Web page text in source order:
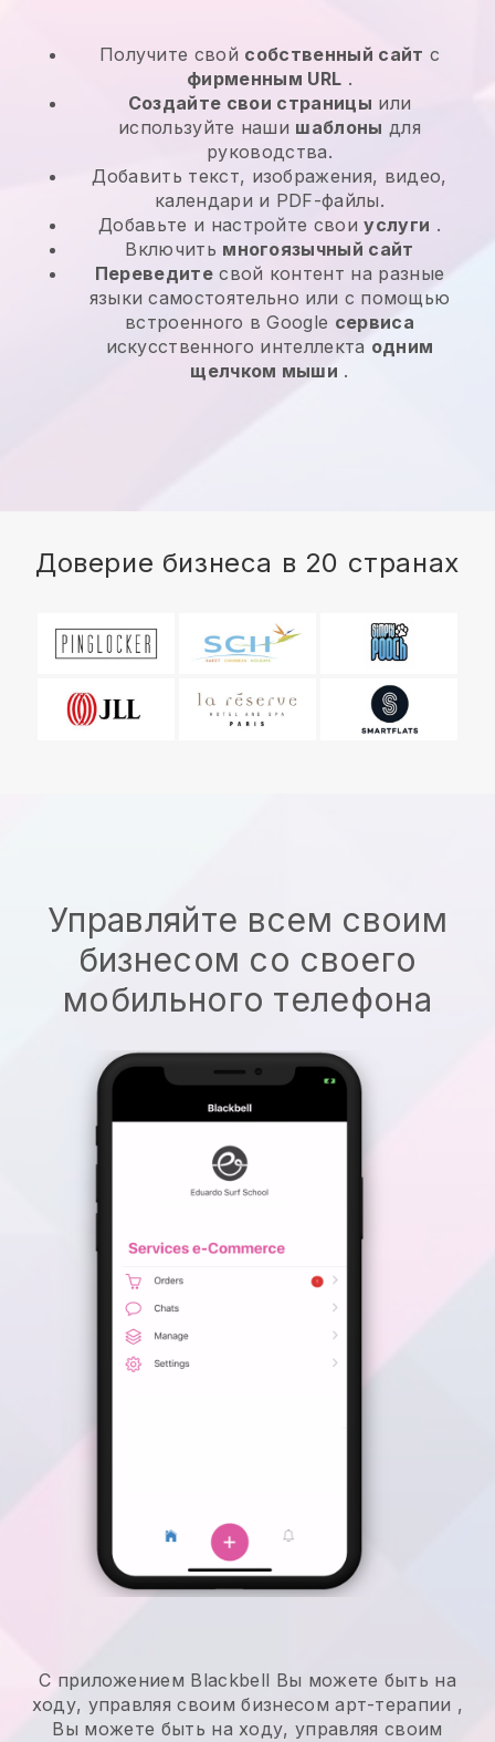
Получите свой собственный сайт с
фирменным URL .
Создайте свои страницы или
используйте наши шаблоны для
руководства.
Добавить текст, изображения, видео,
календари и PDF-файлы.
Добавьте и настройте своиуслуги .
Включить многоязычный сайт
Переведитесвой контент на разные
языки самостоятельно или с помощью
встроенного в Google сервиса
искусственного интеллекта одним
щелчком мыши .
Доверие бизнеса в 20 странах
Управляйте всем своим
бизнесом со своего
мобильного телефона
С приложением Blackbell Вы можете быть на
ходу, управляя своим бизнесом арт-терапии ,
Вы можете быть на ходу, управляя своим